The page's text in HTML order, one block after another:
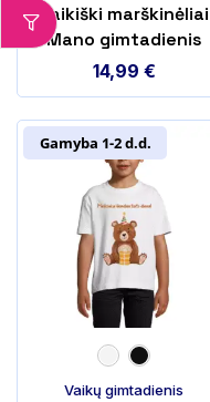
Vaikiški marškinėliai
Mano gimtadienis
Zebra
14,99 €
Gamyba 1-2 d.d.
Vaikų gimtadienis